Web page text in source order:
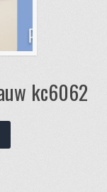
kc6062
product